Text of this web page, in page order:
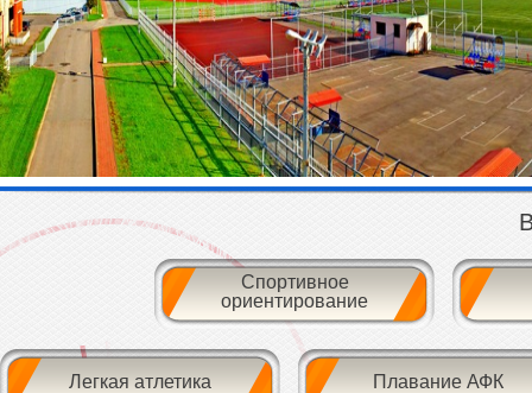
Спортивное
ориентирование
Легкая атлетика Плавание АФК